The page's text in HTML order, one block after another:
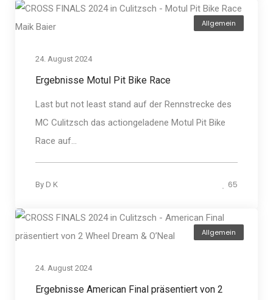
Allgemein
24. August 2024
Ergebnisse Motul Pit Bike Race
Last but not least stand auf der Rennstrecke des
MC Culitzsch das actiongeladene Motul Pit Bike
Race auf...
By D K 65
Allgemein
24. August 2024
Ergebnisse American Final präsentiert von 2